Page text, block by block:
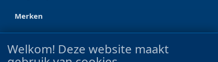
Merken
CONTACT
Welkom! Deze website maakt